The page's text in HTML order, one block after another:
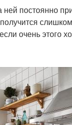
постоянно
очень этого